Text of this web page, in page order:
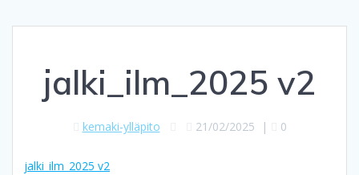
jalki_ilm_2025 v2
kemaki-ylläpito 21/02/2025 | 0
jalki_ilm_2025 v2